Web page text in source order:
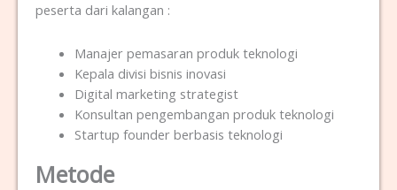
peserta dari kalangan :
Manajer pemasaran produk teknologi
Kepala divisi bisnis inovasi
Digital marketing strategist
Konsultan pengembangan produk teknologi
Startup founder berbasis teknologi
Metode